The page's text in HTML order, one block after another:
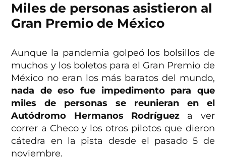
Miles de personas asistieron al
Gran Premio de México
Aunque la pandemia golpeó los bolsillos de
muchos y los boletos para el Gran Premio de
México no eran los más baratos del mundo,
nada de eso fue impedimento para que
miles de personas se reunieran en el
Autódromo Hermanos Rodríguez a ver
correr a Checo y los otros pilotos que dieron
cátedra en la pista desde el pasado 5 de
noviembre.